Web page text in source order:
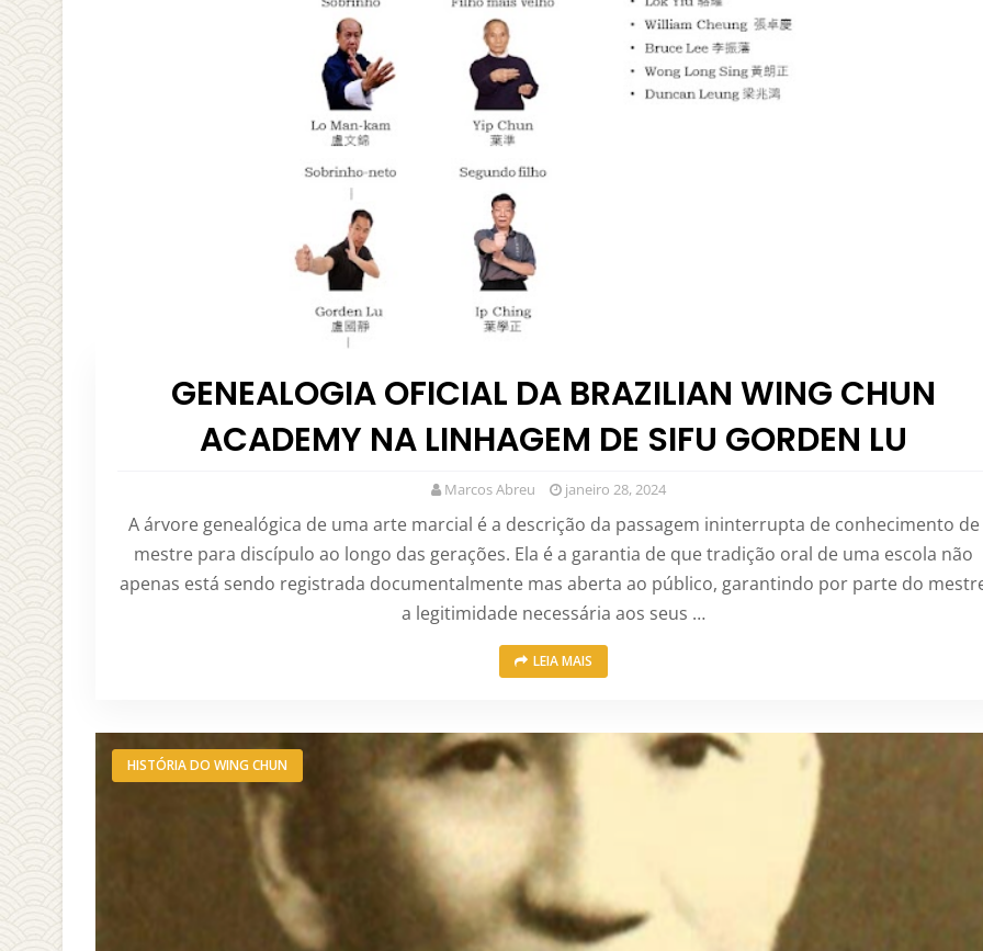
GENEALOGIA OFICIAL DA BRAZILIAN WING CHUN
ACADEMY NA LINHAGEM DE SIFU GORDEN LU
Marcos Abreu janeiro 28, 2024
A árvore genealógica de uma arte marcial é a descrição da passagem ininterrupta de conhecimento de
mestre para discípulo ao longo das gerações. Ela é a garantia de que tradição oral de uma escola não
apenas está sendo registrada documentalmente mas aberta ao público, garantindo por parte do
a legitimidade necessária aos seus …
LEIA MAIS
HISTÓRIA DO WING CHUN